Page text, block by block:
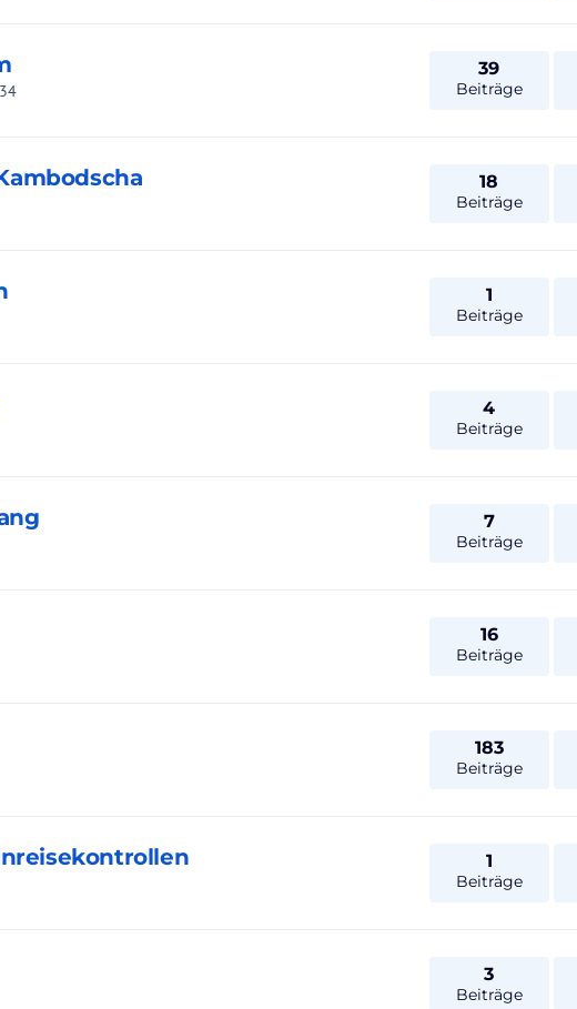
39
Beiträge
18
Beiträge
1
Beiträge
4
Beiträge
7
Beiträge
16
Beiträge
183
Beiträge
1
Beiträge
3
Beiträge